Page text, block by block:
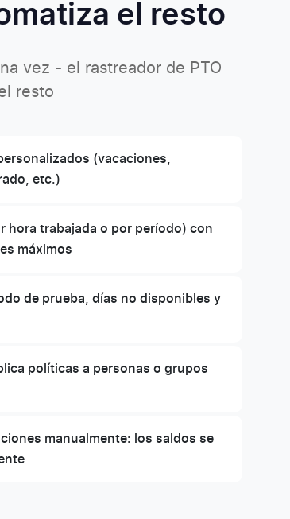
el resto
vez - el rastreador de PTO
resto
(vacaciones,
etc.)
hora trabajada o por período) con
máximos
de prueba, días no disponibles y
políticas a personas o grupos
manualmente: los saldos se